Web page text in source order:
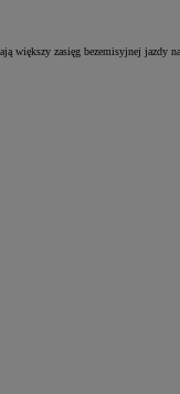
większy zasięg bezemisyjnej